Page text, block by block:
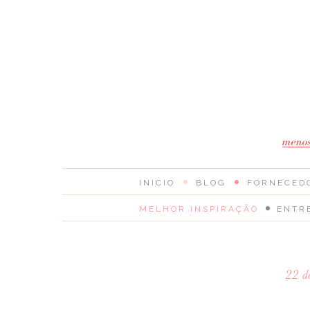
INICIO BLOG
MELHOR INSPIRAÇÃO
22